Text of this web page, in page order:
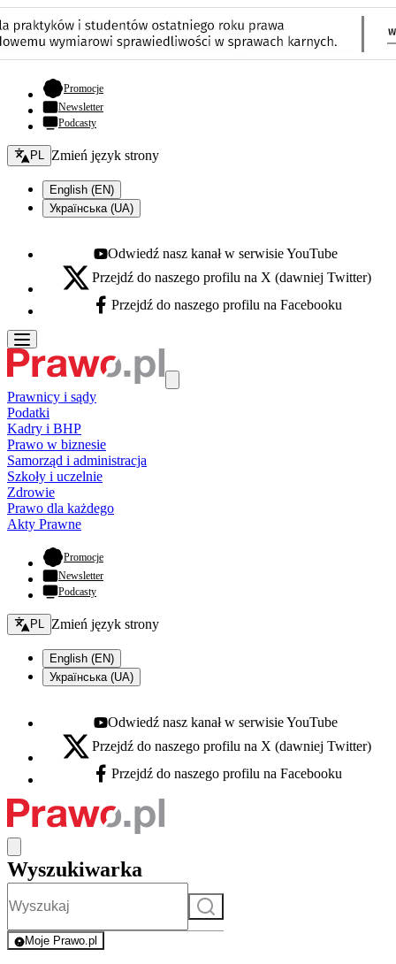
Promocje- otwiera się w nowej karcie
Newsletter
Podcasty
Zmień język - bieżący:
PL Zmień język strony
English (EN)
Українська (UA)
Youtube - otwiera się w nowej karcie
Odwiedź nasz kanał w serwisie YouTube
X - otwiera się w nowej karcie
Przejdź do naszego profilu na X (dawniej Twitter)
Facebook - otwiera się w nowej karcie
Przejdź do naszego profilu na Facebooku
Prawnicy i sądy
Podatki
Kadry i BHP
Prawo w biznesie
Samorząd i administracja
Szkoły i uczelnie
Zdrowie
Prawo dla każdego
Akty Prawne
Promocje- otwiera się w nowej karcie
Newsletter
Podcasty
Zmień język - bieżący:
PL Zmień język strony
English (EN)
Українська (UA)
Youtube - otwiera się w nowej karcie
Odwiedź nasz kanał w serwisie YouTube
X - otwiera się w nowej karcie
Przejdź do naszego profilu na X (dawniej Twitter)
Facebook - otwiera się w nowej karcie
Przejdź do naszego profilu na Facebooku
Wyszukiwarka
Szukaj
Moje Prawo.pl
- rejestracja i logowanie do serwisu